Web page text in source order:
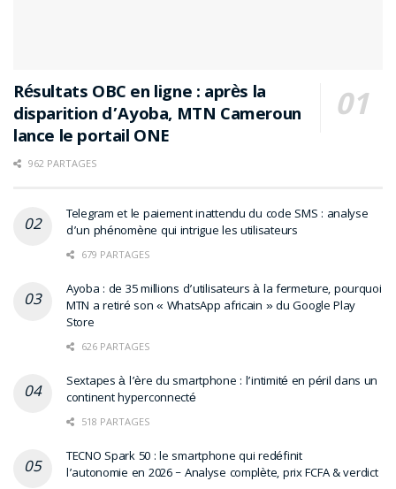
TECNO Mobile RDC
TECNO SPARK 40
TECNO SPARK 40 caractéristiques
TECNO SPARK 40 prix
TECNO SPARK 40 Pro+
Résultats OBC en ligne : après la
disparition d’Ayoba, MTN Cameroun
lance le portail ONE
962 PARTAGES
Telegram et le paiement inattendu du code SMS : analyse
d’un phénomène qui intrigue les utilisateurs
679 PARTAGES
Ayoba : de 35 millions d’utilisateurs à la fermeture, pourquoi
MTN a retiré son « WhatsApp africain » du Google Play
Store
626 PARTAGES
Sextapes à l’ère du smartphone : l’intimité en péril dans un
continent hyperconnecté
518 PARTAGES
TECNO Spark 50 : le smartphone qui redéfinit
l’autonomie en 2026 – Analyse complète, prix FCFA & verdict